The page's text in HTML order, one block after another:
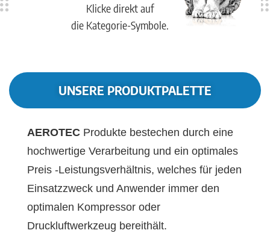
Klicke direkt auf
die Kategorie-Symbole.
UNSERE PRODUKTPALETTE
AEROTEC Produkte bestechen durch eine
hochwertige Verarbeitung und ein optimales
Preis -Leistungsverhältnis, welches für jeden
Einsatzzweck und Anwender immer den
optimalen Kompressor oder
Druckluftwerkzeug bereithält.